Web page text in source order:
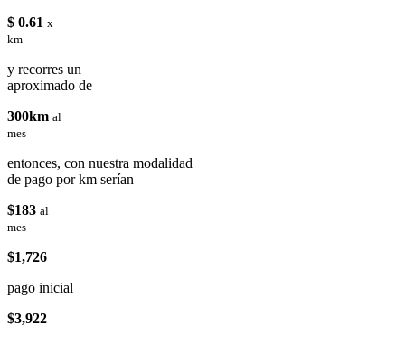
$ 0.61 x
km
y recorres un
aproximado de
300km al
mes
entonces, con nuestra modalidad
de pago por km serían
$183 al
mes
$1,726
pago inicial
$3,922